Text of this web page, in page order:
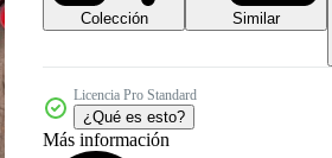
Colección
Similar
Licencia Pro Standard
¿Qué es esto?
Más información